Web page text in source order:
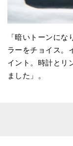
「暗いトーンに
ラーをチョイス。
イント。時計とリ
ました」。